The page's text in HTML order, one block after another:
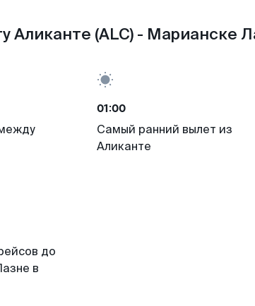
Аликанте (ALC) - Марианске
01:00
Самый ранний вылет из
Аликанте
до
в